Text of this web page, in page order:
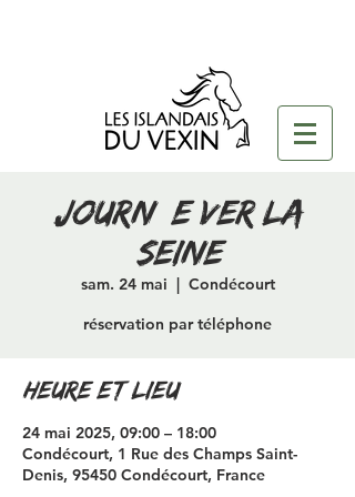
journée ver la
seine
sam. 24 mai
  |
Condécourt
réservation par téléphone
Heure et lieu
24 mai 2025, 09:00 – 18:00
Condécourt, 1 Rue des Champs Saint-
Denis, 95450 Condécourt, France